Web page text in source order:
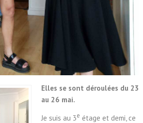
Elles se sont déroulées du 23
au 26 mai.
Je suis au 3e étage et demi, ce